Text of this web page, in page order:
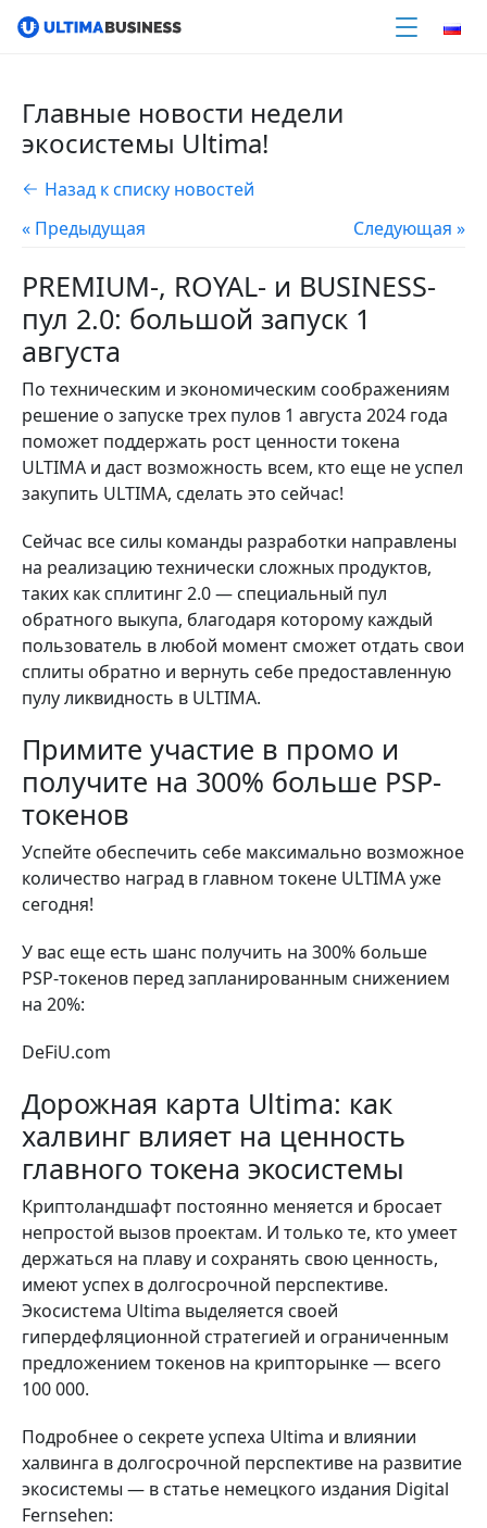
Главные новости недели
экосистемы Ultima!
Назад к списку новостей
« Предыдущая
Следующая »
PREMIUM-, ROYAL- и BUSINESS-
пул 2.0: большой запуск 1
августа
По техническим и экономическим соображениям
решение о запуске трех пулов 1 августа 2024 года
поможет поддержать рост ценности токена
ULTIMA и даст возможность всем, кто еще не успел
закупить ULTIMA, сделать это сейчас!
Сейчас все силы команды разработки направлены
на реализацию технически сложных продуктов,
таких как сплитинг 2.0 — специальный пул
обратного выкупа, благодаря которому каждый
пользователь в любой момент сможет отдать свои
сплиты обратно и вернуть себе предоставленную
пулу ликвидность в ULTIMA.
Примите участие в промо и
получите на 300% больше PSP-
токенов
Успейте обеспечить себе максимально возможное
количество наград в главном токене ULTIMA уже
сегодня!
У вас еще есть шанс получить на 300% больше
PSP-токенов перед запланированным снижением
на 20%:
DeFiU.com
Дорожная карта Ultima: как
халвинг влияет на ценность
главного токена экосистемы
Криптоландшафт постоянно меняется и бросает
непростой вызов проектам. И только те, кто умеет
держаться на плаву и сохранять свою ценность,
имеют успех в долгосрочной перспективе.
Экосистема Ultima выделяется своей
гипердефляционной стратегией и ограниченным
предложением токенов на крипторынке — всего
100 000.
Подробнее о секрете успеха Ultima и влиянии
халвинга в долгосрочной перспективе на развитие
экосистемы — в статье немецкого издания Digital
Fernsehen: